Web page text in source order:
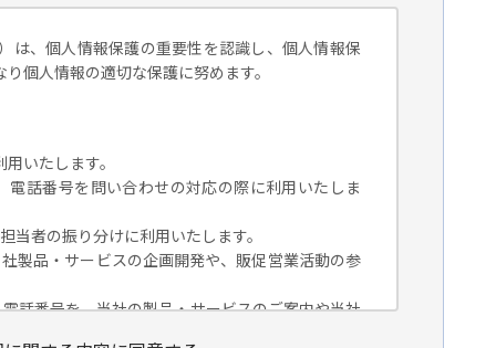
は、個人情報保護の重要性を認識し、個人情報保
個人情報の適切な保護に努めます。
いたします。
話番号を問い合わせの対応の際に利用いたしま
者の振り分けに利用いたします。
製品・サービスの企画開発や、販促営業活動の参
話番号を、当社の製品・サービスのご案内や当社